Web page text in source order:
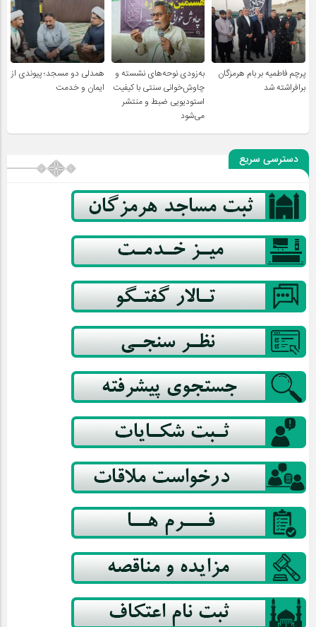
پرچم فاطمیه بر بام هرمزگان
برافراشته شد
به‌زودی نوحه‌های نشسته و
چاوش‌خوانی سنتی با کیفیت
استودیویی ضبط و منتشر
می‌شود
همدلی دو مسجد؛ پیوندی از
ایمان و خدمت
دسترسی سریع